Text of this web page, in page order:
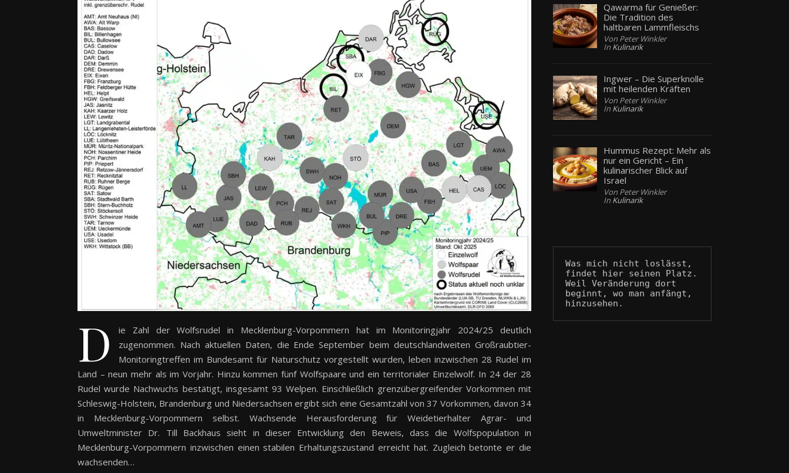
D
ie Zahl der Wolfsrudel in Mecklenburg-Vorpommern hat im Monitoringjahr 2024/25 deutlich
zugenommen. Nach aktuellen Daten, die Ende September beim deutschlandweiten Großraubtier-
Monitoringtreffen im Bundesamt für Naturschutz vorgestellt wurden, leben inzwischen 28 Rudel im
Land – neun mehr als im Vorjahr. Hinzu kommen fünf Wolfspaare und ein territorialer Einzelwolf. In 24 der 28
Rudel wurde Nachwuchs bestätigt, insgesamt 93 Welpen. Einschließlich grenzübergreifender Vorkommen mit
Schleswig-Holstein, Brandenburg und Niedersachsen ergibt sich eine Gesamtzahl von 37 Vorkommen, davon 34
in Mecklenburg-Vorpommern selbst. Wachsende Herausforderung für Weidetierhalter Agrar- und
Umweltminister Dr. Till Backhaus sieht in dieser Entwicklung den Beweis, dass die Wolfspopulation in
Mecklenburg-Vorpommern inzwischen einen stabilen Erhaltungszustand erreicht hat. Zugleich betonte er die
wachsenden…
Qawarma für Genießer:
Die Tradition des
haltbaren Lammfleischs
Von Peter Winkler
In Kulinarik
Ingwer – Die Superknolle
mit heilenden Kräften
Von Peter Winkler
In Kulinarik
Hummus Rezept: Mehr als
nur ein Gericht – Ein
kulinarischer Blick auf
Israel
Von Peter Winkler
In Kulinarik
Was mich nicht loslässt,
findet hier seinen Platz.
Weil Veränderung dort
beginnt, wo man anfängt,
hinzusehen.